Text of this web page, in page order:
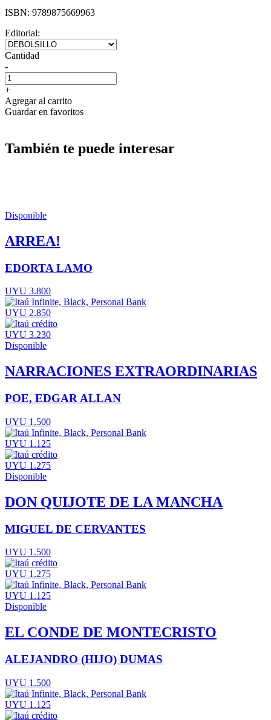
ISBN: 9789875669963
Editorial:
Cantidad
-
+
Agregar al carrito
Guardar en favoritos
También te puede interesar
Disponible
ARREA!
EDORTA LAMO
UYU 3.800
UYU 2.850
UYU 3.230
Disponible
NARRACIONES EXTRAORDINARIAS
POE, EDGAR ALLAN
UYU 1.500
UYU 1.125
UYU 1.275
Disponible
DON QUIJOTE DE LA MANCHA
MIGUEL DE CERVANTES
UYU 1.500
UYU 1.275
UYU 1.125
Disponible
EL CONDE DE MONTECRISTO
ALEJANDRO (HIJO) DUMAS
UYU 1.500
UYU 1.125